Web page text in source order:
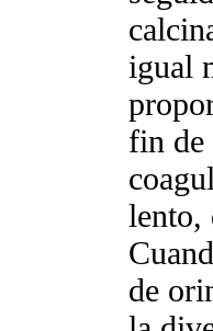
igual
fin de
lento,
de